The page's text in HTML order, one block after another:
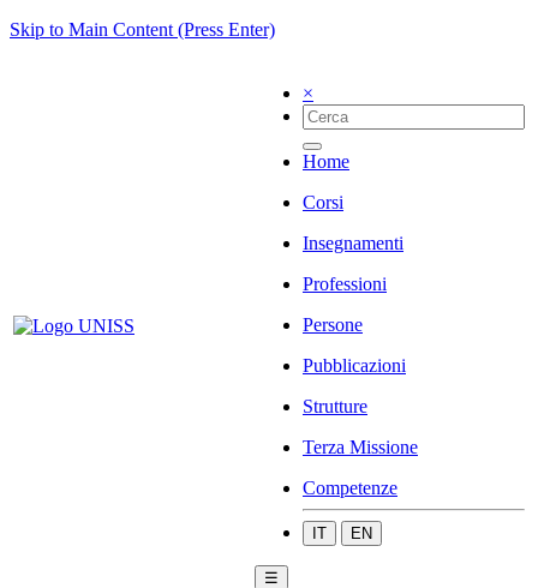
Skip to Main Content (Press Enter)
×
Home
Corsi
Insegnamenti
Professioni
Persone
Pubblicazioni
Strutture
Terza Missione
Competenze
IT EN
☰